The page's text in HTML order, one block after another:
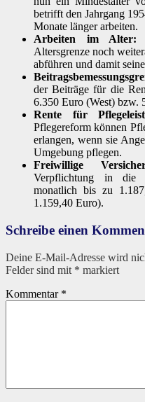
betrifft den Jahrgang
Monate länger arbeiten.
Arbeiten im Alter:
Altersgrenze noch
abführen und damit
der Beiträge für die
6.350 Euro (West) bzw.
Rente für
Pflegereform können
erlangen, wenn sie
Umgebung pflegen.
Freiwillige
Verpflichtung in die
monatlich bis zu
1.159,40 Euro).
Schreibe einen
Deine E-Mail-Adresse wird
Felder sind mit * markiert
Kommentar *